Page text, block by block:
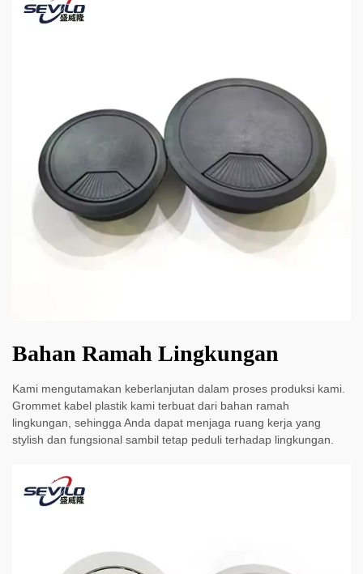
Bahan Ramah Lingkungan
Kami mengutamakan keberlanjutan dalam proses produksi kami.
Grommet kabel plastik kami terbuat dari bahan ramah
lingkungan, sehingga Anda dapat menjaga ruang kerja yang
stylish dan fungsional sambil tetap peduli terhadap lingkungan.